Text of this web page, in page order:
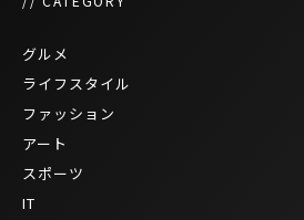
グルメ
ライフスタイル
ファッション
アート
スポーツ
IT